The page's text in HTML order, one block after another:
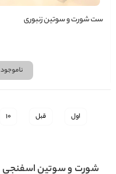
ست شورت و سوتین زنبوری
ناموجود
اول قبل 10
شورت و سوتین اسفنجی